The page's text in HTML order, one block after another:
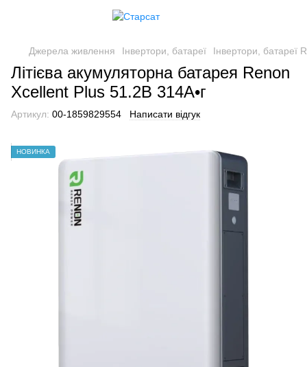
Джерела живлення Інвертори, батареї Інвертори, батареї
Літієва акумуляторна батарея Renon
Xcellent Plus 51.2В 314А•г
Артикул: 00-1859829554 Написати відгук
НОВИНКА